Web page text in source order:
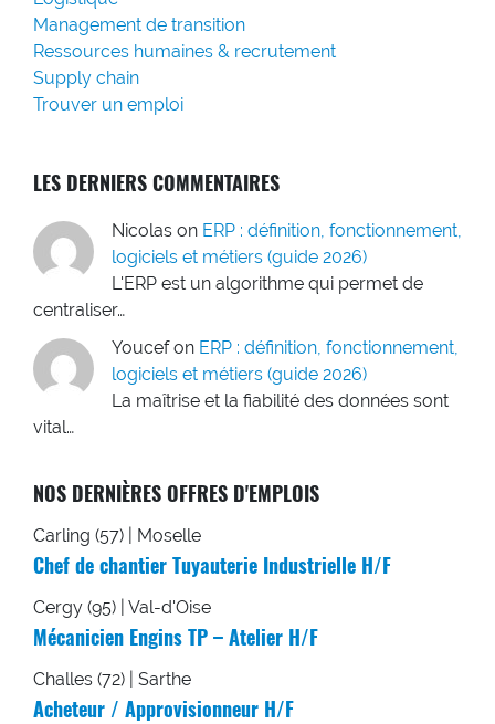
Management de transition
Ressources humaines & recrutement
Supply chain
Trouver un emploi
LES DERNIERS COMMENTAIRES
Nicolas on ERP : définition, fonctionnement,
logiciels et métiers (guide 2026)
L'ERP est un algorithme qui permet de
centraliser…
Youcef on ERP : définition, fonctionnement,
logiciels et métiers (guide 2026)
La maîtrise et la fiabilité des données sont
vital…
NOS DERNIÈRES OFFRES D'EMPLOIS
Carling (57) | Moselle
Chef de chantier Tuyauterie Industrielle H/F
Cergy (95) | Val-d'Oise
Mécanicien Engins TP – Atelier H/F
Challes (72) | Sarthe
Acheteur / Approvisionneur H/F